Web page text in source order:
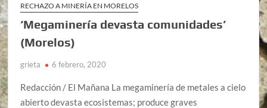
RECHAZO A MINERÍA EN MORELOS
‘Megaminería devasta comunidades’
(Morelos)
grieta 6 febrero, 2020
Redacción / El Mañana La megaminería de metales a cielo
abierto devasta ecosistemas; produce graves